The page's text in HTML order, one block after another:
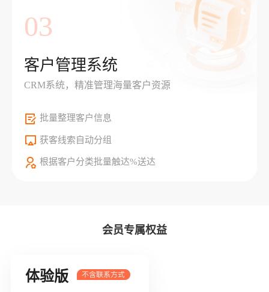
03
客户管理系统
CRM系统，精准管理海量客户资源
批量整理客户信息
获客线索自动分组
根据客户分类批量触达%送达
会员专属权益
体验版